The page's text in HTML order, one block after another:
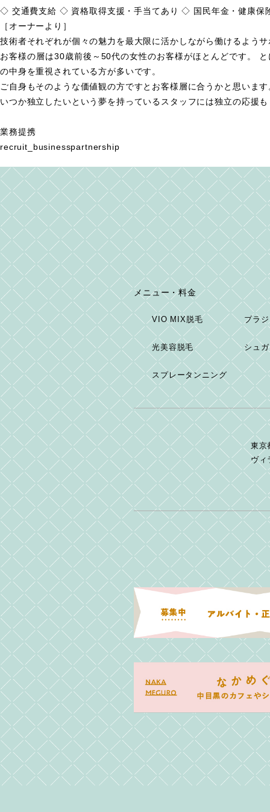
◇ 交通費支給 ◇ 資格取得支援・手当てあり ◇ 国民年金・健康保
［オーナーより］
技術者それぞれが個々の魅力を最大限に活かしながら働けるよう
お客様の層は30歳前後～50代の女性のお客様がほとんどです。
の中身を重視されている方が多いです。
ご自身もそのような価値観の方ですとお客様層に合うかと思います
いつか独立したいという夢を持っているスタッフには独立の応援
業務提携
recruit_businesspartnership
メニュー・料金
VIO MIX脱毛 ブラ
光美容脱毛 シュ
スプレータンニング
東京
ヴィ